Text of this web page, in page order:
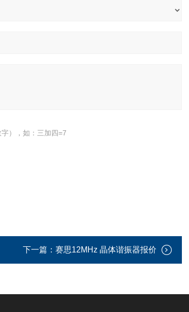
），如：三加四=7
下一篇： 赛思12MHz 晶体谐振器报价